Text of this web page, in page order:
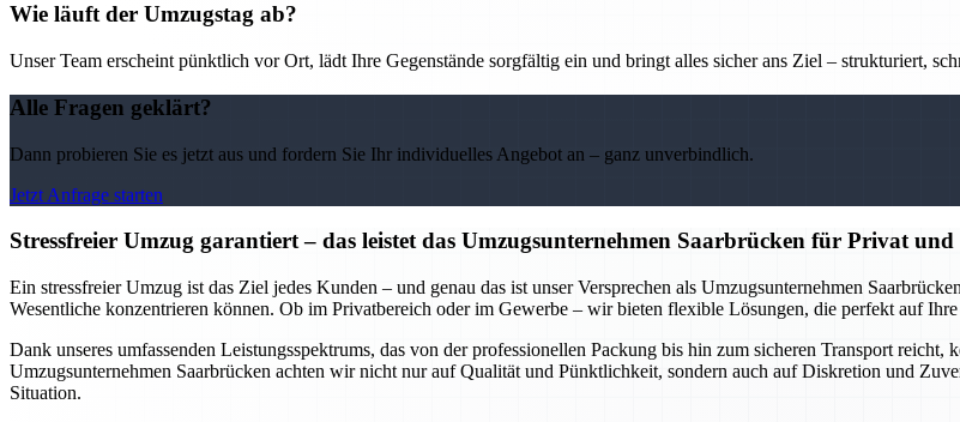
Wie läuft der Umzugstag ab?
Unser Team erscheint pünktlich vor Ort, lädt Ihre Gegenstände sorgfältig ein und bringt alles sicher ans Ziel – strukturiert,
Alle Fragen geklärt?
Dann probieren Sie es jetzt aus und fordern Sie Ihr individuelles Angebot an – ganz unverbindlich.
Jetzt Anfrage starten
Stressfreier Umzug garantiert – das leistet das Umzugsunternehmen Saarbrücken für Privat und
Ein stressfreier Umzug ist das Ziel jedes Kunden – und genau das ist unser Versprechen als Umzugsunternehmen
Wesentliche konzentrieren können. Ob im Privatbereich oder im Gewerbe – wir bieten flexible Lösungen, die perfekt auf
Dank unseres umfassenden Leistungsspektrums, das von der professionellen Packung bis hin zum sicheren Transport
Umzugsunternehmen Saarbrücken achten wir nicht nur auf Qualität und Pünktlichkeit, sondern auch auf Diskretion und
Situation.